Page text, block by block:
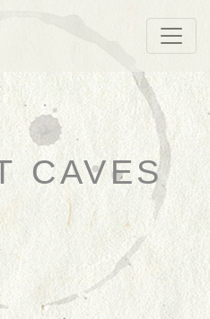
CAVES